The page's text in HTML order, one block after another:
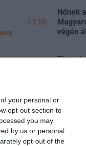
your personal or
opt-out section to
you may
by us or personal
opt-out of the
11:00
Nőnek
végén
Tisza-
10:34